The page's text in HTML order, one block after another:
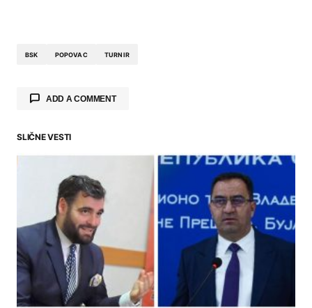
BSK POPOVAC TURNIR
ADD A COMMENT
Your email address will not be published.
Required fields are marked
Comment*
Your Name
SLIČNE VESTI